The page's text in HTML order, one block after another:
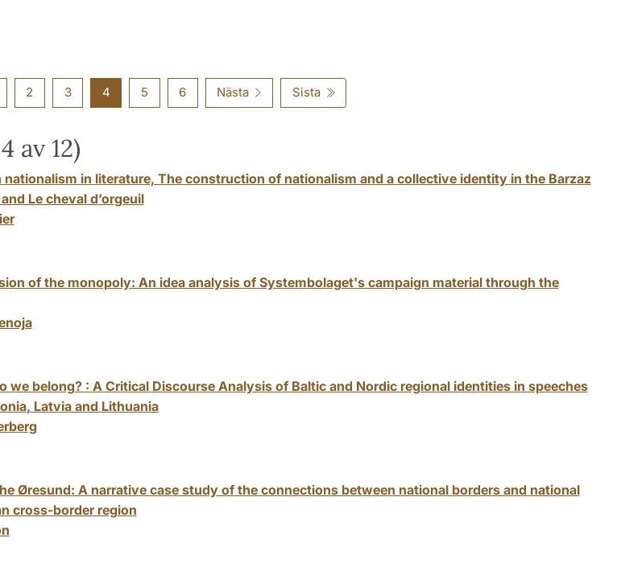
2 3 4 5 6 Nästa Sista
av 12)
nationalism in literature, The construction of nationalism and a collective identity in the Barzaz
Le cheval d’orgeuil
of the monopoly: An idea analysis of Systembolaget's campaign material through the
we belong? : A Critical Discourse Analysis of Baltic and Nordic regional identities in speeches
Latvia and Lithuania
Øresund: A narrative case study of the connections between national borders and national
cross-border region